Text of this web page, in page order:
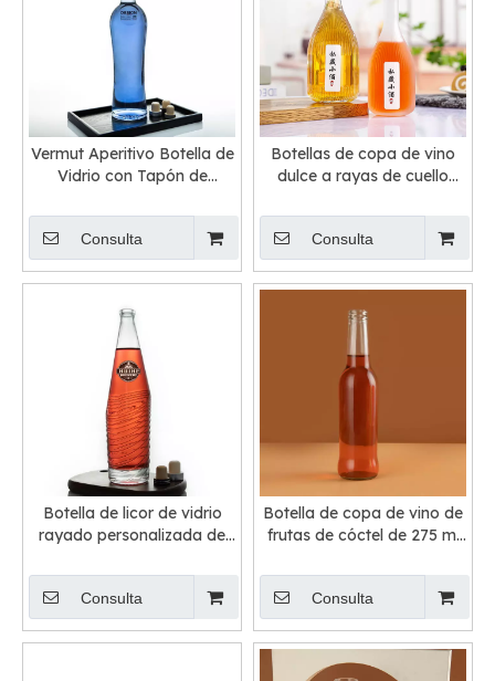
Vermut Aperitivo Botella de
Vidrio con Tapón de
Consulta
Botellas de copa de vino
dulce a rayas de cuello
Consulta
Botella de licor de vidrio
rayado personalizada de
Consulta
Botella de copa de vino de
frutas de cóctel de 275 ml
Consulta